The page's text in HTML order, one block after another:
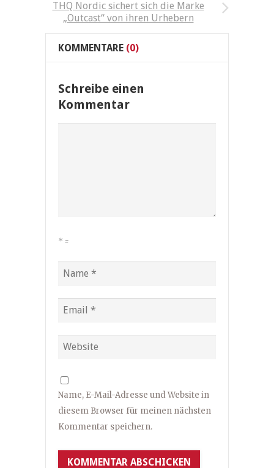
THQ Nordic sichert sich die Marke
„Outcast“ von ihren Urhebern
KOMMENTARE (0)
Schreibe einen
Kommentar
* =
Name, E-Mail-Adresse und Website in
diesem Browser für meinen nächsten
Kommentar speichern.